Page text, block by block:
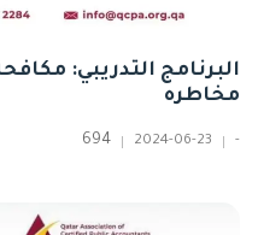
البرنامج التدريبي:
مخاطره
-
2024-06-23
694